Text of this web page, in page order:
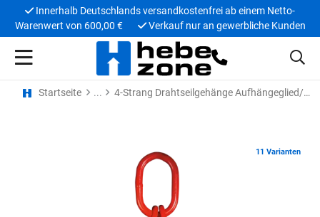
Innerhalb Deutschlands versandkostenfrei ab einem Netto-
Warenwert von 600,00 €
Verkauf nur an gewerbliche Kunden
Startseite 4-Strang Drahtseilgehänge Aufhängeglied/Kausche
11 Varianten